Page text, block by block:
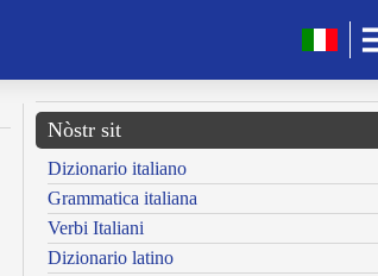
Nòstr sit
Dizionario italiano
Grammatica italiana
Verbi Italiani
Dizionario latino